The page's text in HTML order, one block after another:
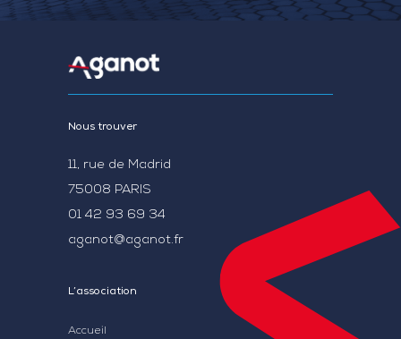
Nous trouver
11, rue de Madrid
75008 PARIS
01 42 93 69 34
aganot@aganot.fr
L’association
Accueil